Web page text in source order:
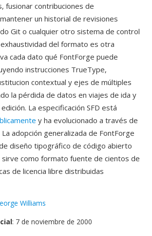
fusionar contribuciones de
un historial de revisiones
Git o cualquier otro sistema de control
del formato es otra
cada dato qué FontForge puede
instrucciones TrueType,
contextual y ejes de múltiples
la pérdida de datos en viajes de ida y
La especificación SFD está
y ha evolucionado a través de
adopción generalizada de FontForge
diseño tipográfico de código abierto
sirve como formato fuente de cientos de
de licencia libre distribuidas
Williams
: 7 de noviembre de 2000